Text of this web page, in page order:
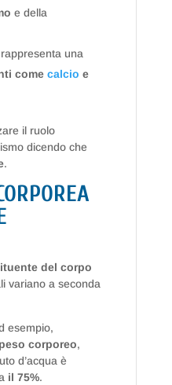
e della
una
come calcio e
il ruolo
dicendo che
.
del corpo
variano a seconda
esempio,
corporeo,
d’acqua è
il 75%.